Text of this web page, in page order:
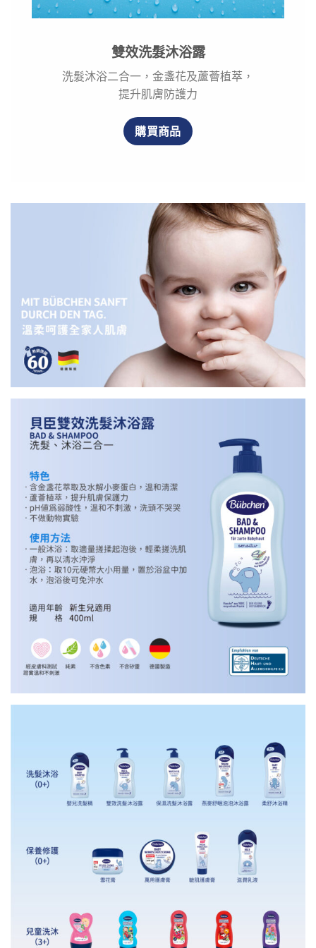
雙效洗髮沐浴露
洗髮沐浴二合一，金盞花及蘆薈植萃，
提升肌膚防護力
購買商品